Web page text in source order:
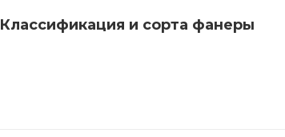
Классификация и сорта фанеры